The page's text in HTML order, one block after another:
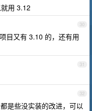
用 3.12
30
目又有 3.10 的，还有用
31
32
是些没实装的改进，可以